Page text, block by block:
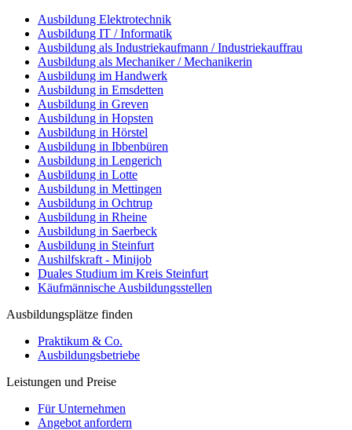
Ausbildung Elektrotechnik
Ausbildung IT / Informatik
Ausbildung als Industriekaufmann / Industriekauffrau
Ausbildung als Mechaniker / Mechanikerin
Ausbildung im Handwerk
Ausbildung in Emsdetten
Ausbildung in Greven
Ausbildung in Hopsten
Ausbildung in Hörstel
Ausbildung in Ibbenbüren
Ausbildung in Lengerich
Ausbildung in Lotte
Ausbildung in Mettingen
Ausbildung in Ochtrup
Ausbildung in Rheine
Ausbildung in Saerbeck
Ausbildung in Steinfurt
Aushilfskraft - Minijob
Duales Studium im Kreis Steinfurt
Käufmännische Ausbildungsstellen
Ausbildungsplätze finden
Praktikum & Co.
Ausbildungsbetriebe
Leistungen und Preise
Für Unternehmen
Angebot anfordern